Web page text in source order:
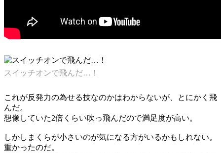
スイッチオンで飛んだ…！
これが反発力の為せる技なのかはわからないが、とにかく飛
んだ。
想像していた2倍くらい吹っ飛んだので満足度が高い。
しかしまくらが小さいのが気になる方がいるかもしれない。
重かったのだ。